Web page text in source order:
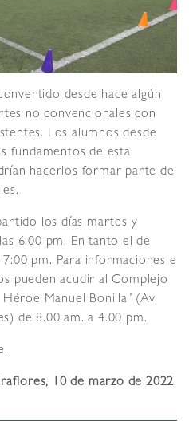
desde hace algún
no convencionales con
Los alumnos desde
fundamentos de esta
hacerlos formar parte de
los días martes y
6:00 pm. En tanto el de
pm. Para informaciones e
pueden acudir al Complejo
Manuel Bonilla” (Av.
de 8.00 am. a 4.00 pm.
10 de marzo de 2022.